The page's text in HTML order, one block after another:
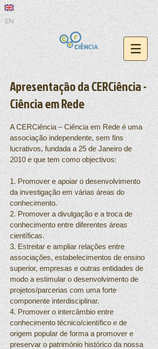
EN
Apresentação da CERCiência -
Ciência em Rede
A CERCiência – Ciência em Rede é uma
associação independente, sem fins
lucrativos, fundada a 25 de Janeiro de
2010 e que tem como objectivos:
1. Promover e apoiar o desenvolvimento
da investigação em várias áreas do
conhecimento.
2. Promover a divulgação e a troca de
conhecimento entre diferentes áreas
científicas.
3. Estreitar e ampliar relações entre
associações, estabelecimentos de ensino
superior, empresas e outras entidades de
modo a estimular o desenvolvimento de
projetos/parcerias com uma forte
componente interdisciplinar.
4. Promover o intercâmbio entre
conhecimento técnico/científico e de
origem popular de forma a promover e
preservar o património histórico da nossa